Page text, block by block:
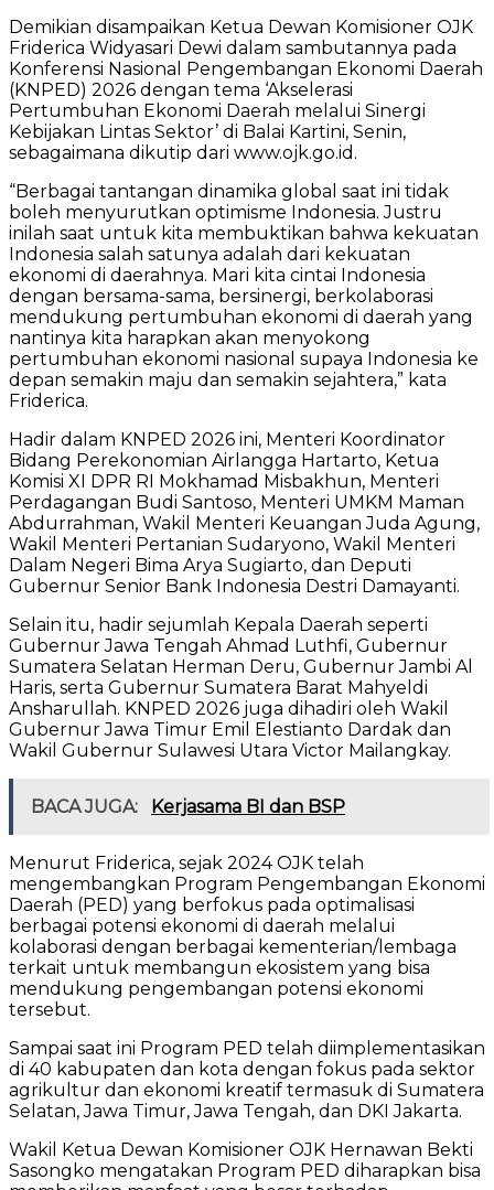
Demikian disampaikan Ketua Dewan Komisioner ​OJK
Friderica Widyasari Dewi dalam sambutannya pada
Konferensi Nasional Pengembangan Ekonomi Daerah
(KNPED) 2026 dengan tema ‘Akselerasi
Pertumbuhan Ekonomi Daerah melalui Sinergi
Kebijakan Lintas Sektor’ di Balai Kartini, Senin,
sebagaimana dikutip dari www.ojk.go.id.
“Berbagai tantangan dinamika global saat ini tidak
boleh menyurutkan optimisme Indonesia. Justru
inilah saat untuk kita membuktikan bahwa kekuatan
Indonesia salah satunya adalah dari kekuatan
ekonomi di daerahnya. Mari kita cintai Indonesia
dengan bersama-sama, bersinergi, berkolaborasi
mendukung pertumbuhan ekonomi di daerah yang
nantinya kita harapkan akan menyokong
pertumbuhan ekonomi nasional supaya Indonesia ke
depan semakin maju dan semakin sejahtera,” kata
Friderica.
Hadir dalam KNPED 2026 ini, Menteri Koordinator
Bidang Perekonomian Airlangga Hartarto, Ketua
Komisi XI DPR RI Mokhamad Misbakhun, Menteri
Perdagangan Budi Santoso, Menteri UMKM Maman
Abdurrahman, Wakil Menteri Keuangan Juda Agung,
Wakil Menteri Pertanian Sudaryono, Wakil Menteri
Dalam Negeri Bima Arya Sugiarto, dan Deputi
Gubernur Senior Bank Indonesia Destri Damayanti.
Selain itu, hadir sejumlah Kepala Daerah seperti
Gubernur Jawa Tengah Ahmad Luthfi, Gubernur
Sumatera Selatan Herman Deru, Gubernur Jambi Al
Haris, serta Gubernur Sumatera Barat Mahyeldi
Ansharullah. KNPED 2026 juga dihadiri oleh Wakil
Gubernur Jawa Timur Emil Elestianto Dardak dan
Wakil Gubernur Sulawesi Utara Victor Mailangkay.
BACA JUGA: Kerjasama BI dan BSP
Menurut Friderica, sejak 2024 OJK telah
mengembangkan Program Pengembangan Ekonomi
Daerah (PED) yang berfokus pada optimalisasi
berbagai potensi ekonomi di daerah melalui
kolaborasi dengan berbagai kementerian/lembaga
terkait untuk membangun ekosistem yang bisa
mendukung pengembangan potensi ekonomi
tersebut.
Sampai saat ini Program PED telah diimplementasikan
di 40 kabupaten dan kota dengan fokus pada sektor
agrikultur dan ekonomi kreatif termasuk di Sumatera
Selatan, Jawa Timur, Jawa Tengah, dan DKI Jakarta.
Wakil Ketua Dewan Komisioner OJK Hernawan Bekti
Sasongko mengatakan Program PED diharapkan bisa